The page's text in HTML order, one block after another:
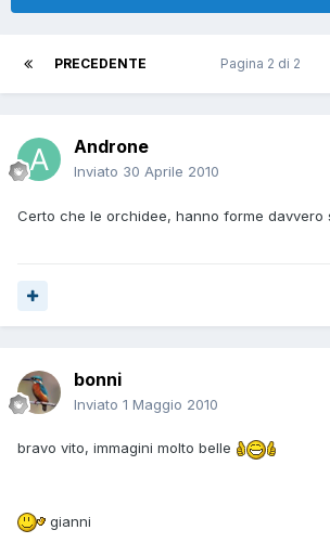
PRECEDENTE Pagina 2 di 2
Androne
Inviato 30 Aprile 2010
Certo che le orchidee, hanno forme davvero
bonni
Inviato 1 Maggio 2010
bravo vito, immagini molto belle
gianni